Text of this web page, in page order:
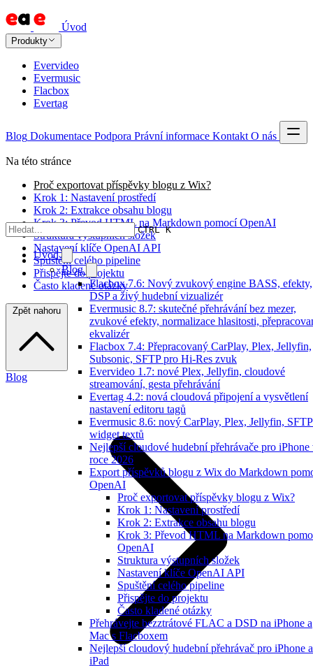
Úvod
Produkty
Evervideo
Evermusic
Flacbox
Evertag
Blog Dokumentace Podpora Právní informace Kontakt O nás
CTRL K
Úvod
Blog
Flacbox 7.6: Nový zvukový engine BASS, efekty,
DSP a živý hudební vizualizér
Evermusic 8.7: skutečné přehrávání bez mezer,
zvukové efekty, normalizace hlasitosti,
ekvalizér
Flacbox 7.4: Přepracovaný CarPlay, Plex, Jellyfin,
Subsonic, SFTP pro Hi-Res zvuk
Evervideo 1.7: nové Plex, Jellyfin, cloudové
streamování, gesta přehrávání
Evertag 4.2: nová cloudová připojení a vysvětlení
nastavení editoru tagů
Evermusic 8.6: nový CarPlay, Plex, Jellyfin,
widget textů
Nejlepší cloudové hudební přehrávače pro iPhone
roce 2026
Export příspěvků blogu z Wix do Markdown
OpenAI
Proč exportovat příspěvky blogu z Wix?
Krok 1: Nastavení prostředí
Krok 2: Extrakce obsahu blogu
Krok 3: Převod HTML na Markdown
OpenAI
Struktura výstupních složek
Nastavení klíče OpenAI API
Spuštění celého pipeline
Přispějte do projektu
Často kladené otázky
Přehrávejte bezztrátové FLAC a DSD na iPhone a
Mac s Flacboxem
Nejlepší cloudový hudební přehrávač pro iPhone a
iPad
Na této stránce
Proč exportovat příspěvky blogu z Wix?
Krok 1: Nastavení prostředí
Krok 2: Extrakce obsahu blogu
Krok 3: Převod HTML na Markdown pomocí OpenAI
Struktura výstupních složek
Nastavení klíče OpenAI API
Spuštění celého pipeline
Přispějte do projektu
Často kladené otázky
Zpět nahoru
Blog